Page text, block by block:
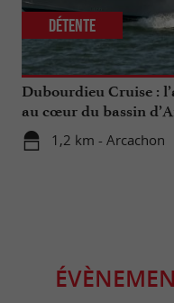
Dubourdieu Cruise :
au cœur du bassin
1,2 km - Arcachon
Détente